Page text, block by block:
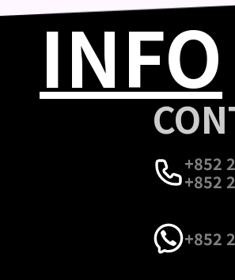
INFO
+852
+852
+852